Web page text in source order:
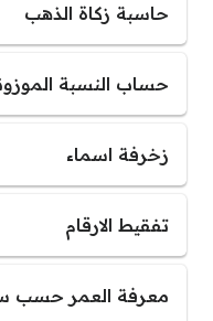
حاسبة زكاة الذهب
حساب النسبة
زخرفة اسماء
تفقيط الارقام
معرفة العمر حسب